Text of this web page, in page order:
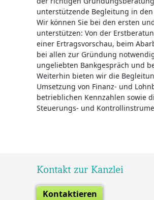
unterstützende Begleitung in
Wir können Sie bei den ersten
unterstützen: Von der
einer Ertragsvorschau, beim
bei allen zur Gründung
ungeliebten Bankgespräch und
Weiterhin bieten wir die
Umsetzung von Finanz- und
betrieblichen Kennzahlen sowie
Steuerungs- und
Kontakt zur Kanzlei
Kontaktieren